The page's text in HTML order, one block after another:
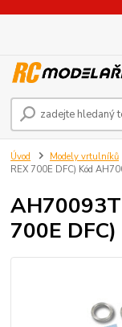
Úvod Modely vrtulníků
REX 700E DFC) Kód
700E